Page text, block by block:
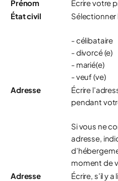
Prénom
Écrire votre
État civil
Sélectionner
- célibataire
- divorcé (e)
- marié(e)
- veuf (ve)
Adresse
Écrire
pendant
Si vous ne
adresse,
moment de
Adresse
Écrire, s’il y